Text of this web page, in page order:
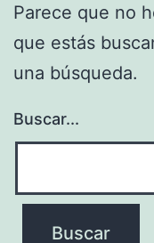
Parece que no
que estás
una búsqueda.
Buscar...